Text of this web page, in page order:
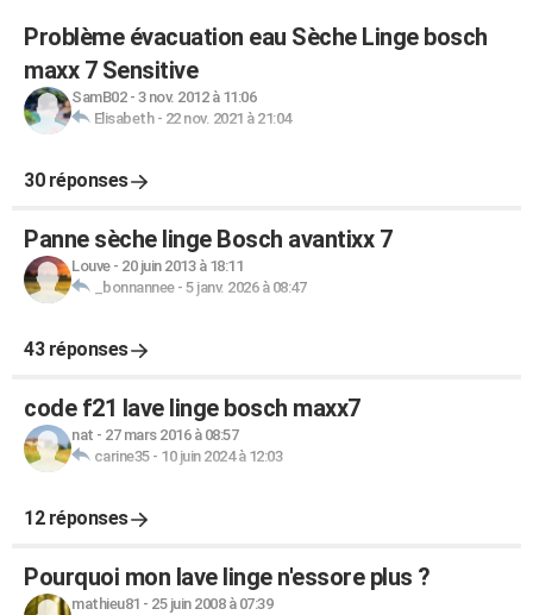
Problème évacuation eau Sèche Linge bosch
maxx 7 Sensitive
SamB02- 3 nov. 2012 à 11:06
Elisabeth- 22 nov. 2021 à 21:04
30 réponses
Panne sèche linge Bosch avantixx 7
Louve- 20 juin 2013 à 18:11
_bonnannee- 5 janv. 2026 à 08:47
43 réponses
code f21 lave linge bosch maxx7
nat - 27 mars 2016 à 08:57
carine35- 10 juin 2024 à 12:03
12 réponses
Pourquoi mon lave linge n'essore plus ?
mathieu81 - 25 juin 2008 à 07:39